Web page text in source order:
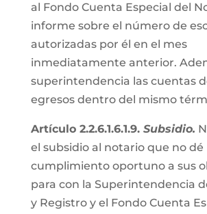
al Fondo Cuenta Especial del
informe sobre el número de
autorizadas por él en el mes
inmediatamente anterior.
superintendencia las cuentas
egresos dentro del mismo
Artículo 2.2.6.1.6.1.9. Subsidio.
el subsidio al notario que no dé
cumplimiento oportuno a sus
para con la Superintendencia
y Registro y el Fondo Cuenta